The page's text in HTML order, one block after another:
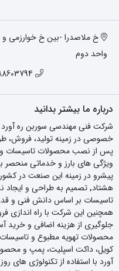
واحد دوم
درباره ما بیشتر بدانید
شرکت فنی مهندسی سوربن ره
خصوصی در زمینه تولید، فروش،
پس از نصب محصولات تاسیسات و
پیشرو در زمینه این صنعت در
هشتاد٬ تصمیم به طراحی و
تاسیسات بر اساس دانش فنی و
جلوگیری از هزینه اضافی و خرید
محصولات تهویه مطبوع و
کویل، داکت اسپلیت، پمپ و
آورد با استفاده از تکنولوژی های